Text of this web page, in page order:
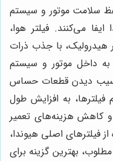
سلامت موتور و سیستم
می‌کنند. فیلتر هوا،
هیدرولیک، با جذب ذرات
به داخل موتور و سیستم
آسیب دیدن قطعات حساس
به افزایش طول
کاهش هزینه‌های تعمیر
فیلترهای اصلی هیوندا،
بهترین گزینه برای